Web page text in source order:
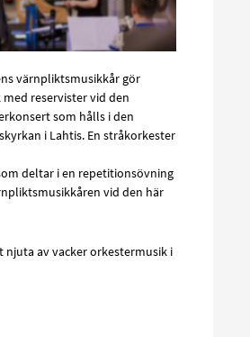
värnpliktsmusikkår gör
med reservister vid den
som hålls i den
i Lahtis. En stråkorkester
deltar i en repetitionsövning
vid den här
njuta av vacker orkestermusik i